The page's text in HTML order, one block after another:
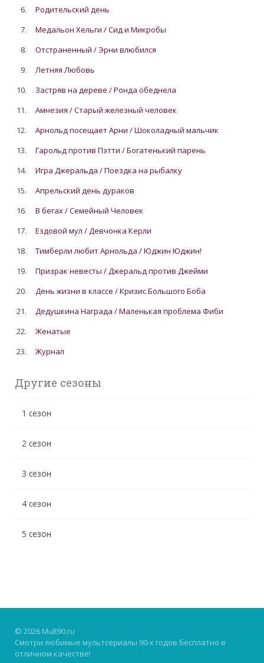
6.
Родительский день
7.
Медальон Хельги / Сид и Микробы
8.
Отстраненный / Эрни влюбился
9.
Летняя Любовь
10.
Застряв на дереве / Ронда обеднела
11.
Амнезия / Старый железный человек
12.
Арнольд посещает Арни / Шоколадный мальчик
13.
Гарольд против Пэтти / Богатенький парень
14.
Игра Джеральда / Поездка на рыбалку
15.
Апрельский день дураков
16.
В бегах / Семейный Человек
17.
Ездовой мул / Девчонка Керли
18.
Тимберли любит Арнольда / Юджин Юджин!
19.
Призрак невесты / Джеральд против Джейми
20.
День жизни в классе / Кризис Большого Боба
21.
Дедушкина Награда / Маленькая проблема Фиби
22.
Женатые
23.
Журнал
Другие сезоны
1 сезон
2 сезон
3 сезон
4 сезон
5 сезон
© 2026 Mult90.ru
Смотри любимые мультсериалы 90-х годов бесплатно в
отличном качестве!